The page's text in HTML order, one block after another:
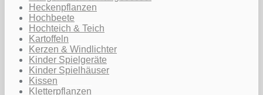
Heckenpflanzen
Hochbeete
Hochteich & Teich
Kartoffeln
Kerzen & Windlichter
Kinder Spielgeräte
Kinder Spielhäuser
Kissen
Kletterpflanzen